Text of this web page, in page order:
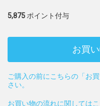
5,875 ポイント付与
お買
ご購入の前にこちらの「お
さい。
お買い物の流れに関しては